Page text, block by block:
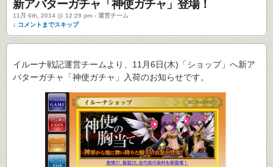
新アバターガチャ「神使ガチャ」登場！
11月 6th, 2014 @ 12:29 pm › 運営チーム
↓ コメントまでスキップ
イルーナ戦記運営チームより、11月6日(木)「ショップ」へ新ア
バターガチャ「神使ガチャ」入荷のお知らせです。